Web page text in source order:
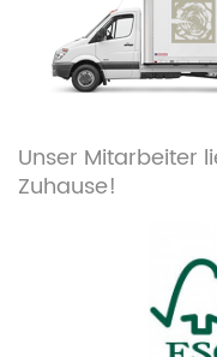
Unser Mitarbeiter
Zuhause!